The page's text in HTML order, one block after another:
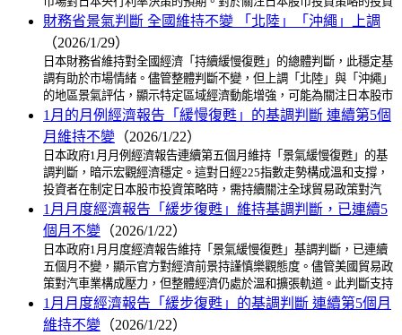
財務省景氣判斷 全國維持不變 「北陸」「沖繩」上調
（2026/1/29）
日本財務省維持對全國經濟「持續緩慢復甦」的總體判斷，此穩定基
調有助於市場情緒。儘管整體判斷不變，但上調「北陸」與「沖繩」
的地區景氣評估，顯示特定區域經濟動能增強，可能為關注日本股市
1月的月例經濟報告「緩慢復甦」的基調判斷 連續第5個
月維持不變 （2026/1/22）
日本政府1月月例經濟報告連續第五個月維持「景氣緩慢復甦」的基
調判斷，暗示宏觀經濟穩定。這對日經225指數走勢構成溫和支撐，
投資者在制定日本股市投資策略時，需持續關注全球貿易政策對汽
1月月度經濟報告「緩步復甦」維持基調判斷，已連續5
個月不變 （2026/1/22）
日本政府1月月度經濟報告維持「景氣緩慢復甦」基調判斷，已連續
五個月不變，顯示官方對經濟前景持謹慎樂觀態度。儘管美國貿易政
策對汽車業構成壓力，但整體經濟仍處於溫和擴張軌道。此判斷支持
1月月度經濟報告「緩步復甦」的基調判斷 連續第5個月
維持不變 （2026/1/22）